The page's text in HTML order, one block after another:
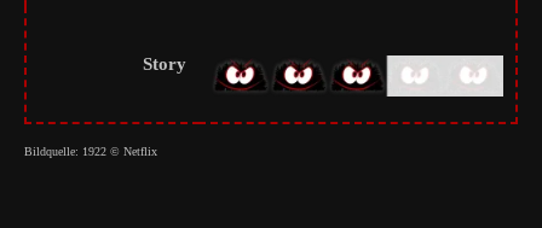
Story
Bildquelle: 1922 © Netflix